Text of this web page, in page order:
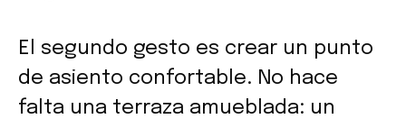
El segundo gesto es crear un punto
de asiento confortable. No hace
falta una terraza amueblada: un